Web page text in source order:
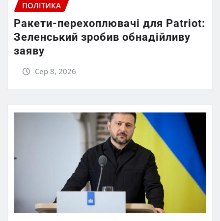
ПОЛІТИКА
Ракети-перехоплювачі для Patriot:
Зеленський зробив обнадійливу
заяву
Сер 8, 2026